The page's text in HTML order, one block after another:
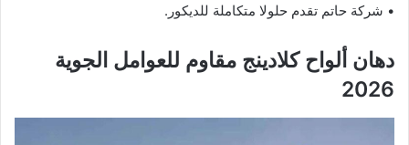
• شركة حاتم تقدم حلولا متكاملة للديكور.
دهان ألواح كلادينج مقاوم للعوامل الجوية
2026